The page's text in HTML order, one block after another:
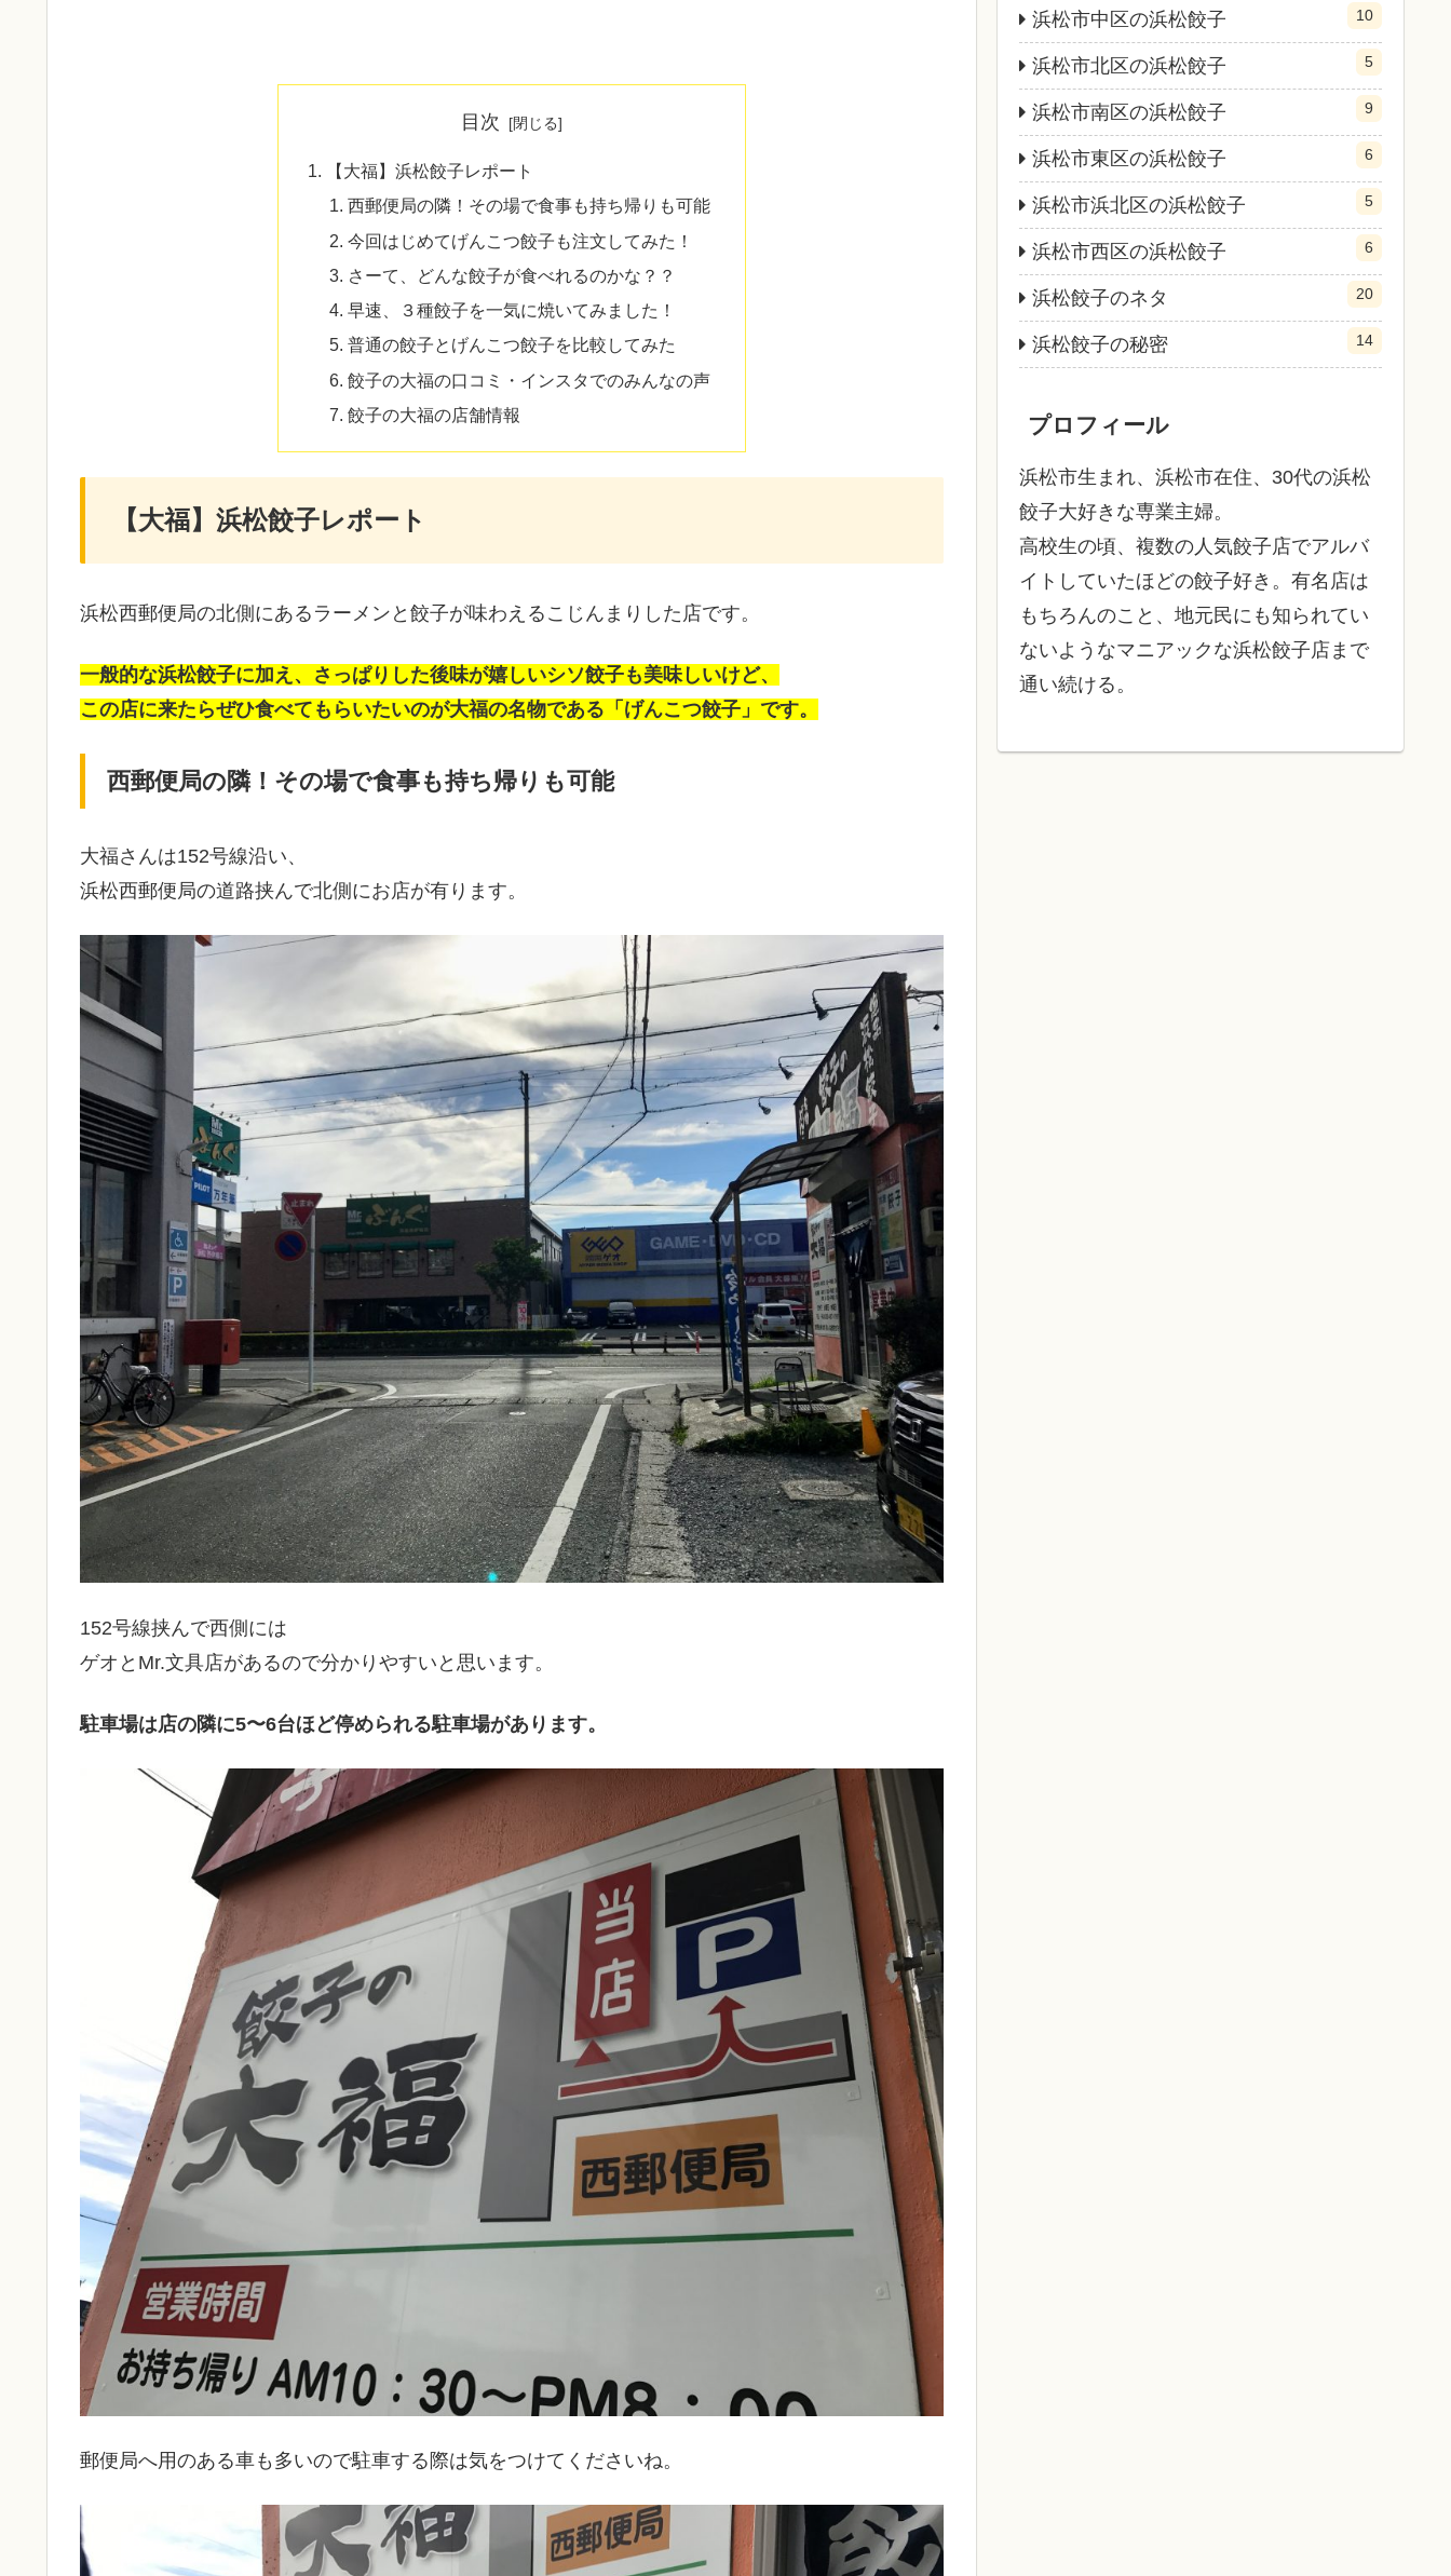
目次
【大福】浜松餃子レポート
西郵便局の隣！その場で食事も持ち帰りも可能
今回はじめてげんこつ餃子も注文してみた！
さーて、どんな餃子が食べれるのかな？？
早速、３種餃子を一気に焼いてみました！
普通の餃子とげんこつ餃子を比較してみた
餃子の大福の口コミ・インスタでのみんなの声
餃子の大福の店舗情報
【大福】浜松餃子レポート
浜松西郵便局の北側にあるラーメンと餃子が味わえるこじんまりした店です。
一般的な浜松餃子に加え、さっぱりした後味が嬉しいシソ餃子も美味しいけど、
この店に来たらぜひ食べてもらいたいのが大福の名物である「げんこつ餃子」です。
西郵便局の隣！その場で食事も持ち帰りも可能
大福さんは152号線沿い、
浜松西郵便局の道路挟んで北側にお店が有ります。
152号線挟んで西側には
ゲオとMr.文具店があるので分かりやすいと思います。
駐車場は店の隣に5〜6台ほど停められる駐車場があります。
郵便局へ用のある車も多いので駐車する際は気をつけてくださいね。
浜松市中区の浜松餃子 10
浜松市北区の浜松餃子 5
浜松市南区の浜松餃子 9
浜松市東区の浜松餃子 6
浜松市浜北区の浜松餃子 5
浜松市西区の浜松餃子 6
浜松餃子のネタ 20
浜松餃子の秘密 14
プロフィール
浜松市生まれ、浜松市在住、30代の浜松
餃子大好きな専業主婦。
高校生の頃、複数の人気餃子店でアルバ
イトしていたほどの餃子好き。有名店は
もちろんのこと、地元民にも知られてい
ないようなマニアックな浜松餃子店まで
通い続ける。